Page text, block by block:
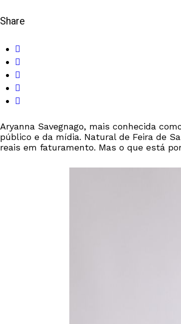
Share
Aryanna Savegnago, mais conhecida
público e da mídia. Natural de Feira de
reais em faturamento. Mas o que está